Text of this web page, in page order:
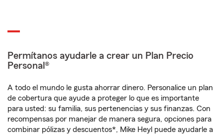
Permítanos ayudarle a crear un Plan Precio
Personal®
A todo el mundo le gusta ahorrar dinero. Personalice un plan
de cobertura que ayude a proteger lo que es importante
para usted: su familia, sus pertenencias y sus finanzas. Con
recompensas por manejar de manera segura, opciones para
combinar pólizas y descuentos*, Mike Heyl puede ayudarle a